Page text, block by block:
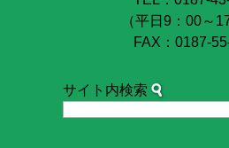
（平日9：00～
FAX：0187-
サイト内検索